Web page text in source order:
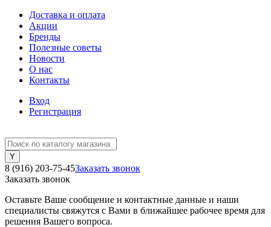
Доставка и оплата
Акции
Бренды
Полезные советы
Новости
О нас
Контакты
Вход
Регистрация
8 (916) 203-75-45Заказать звонок
Заказать звонок
Оставьте Ваше сообщение и контактные данные и наши
специалисты свяжутся с Вами в ближайшее рабочее время для
решения Вашего вопроса.